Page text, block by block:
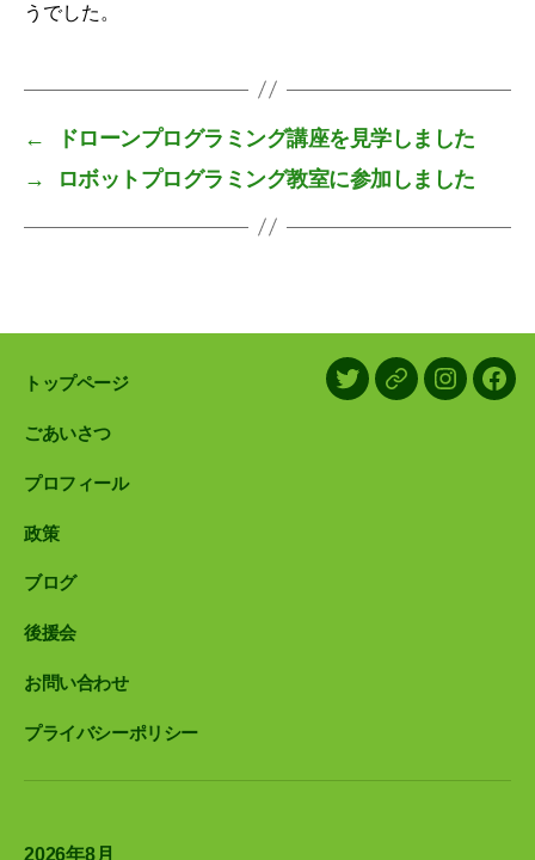
うでした。
←
ドローンプログラミング講座を見学しました
→
ロボットプログラミング教室に参加しました
トップページ
ごあいさつ
プロフィール
政策
ブログ
後援会
お問い合わせ
プライバシーポリシー
X/TwitterLINE Instagram
2026年8月